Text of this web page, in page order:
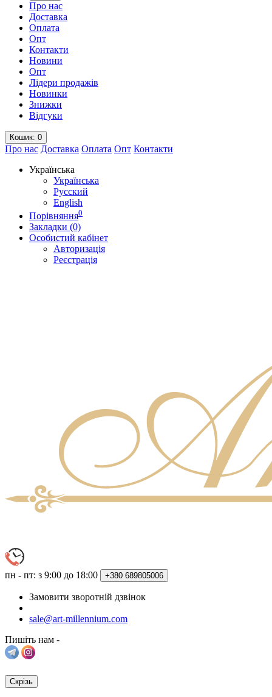
Про нас
Доставка
Оплата
Опт
Контакти
Новини
Опт
Лідери продажів
Новинки
Знижки
Відгуки
Кошик: 0
Про нас Доставка Оплата Опт Контакти
Українська
Українська
Русский
English
Порівняння0
Закладки (0)
Особистий кабінет
Авторизація
Реєстрація
пн - пт: з 9:00 до 18:00 +380 689805006
Замовити зворотній дзвінок
sale@art-millennium.com
Пишіть нам -
Скрізь